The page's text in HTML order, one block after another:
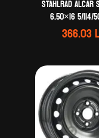
STAHLRAD ALCAR
6.50×16 5/114/
366.03